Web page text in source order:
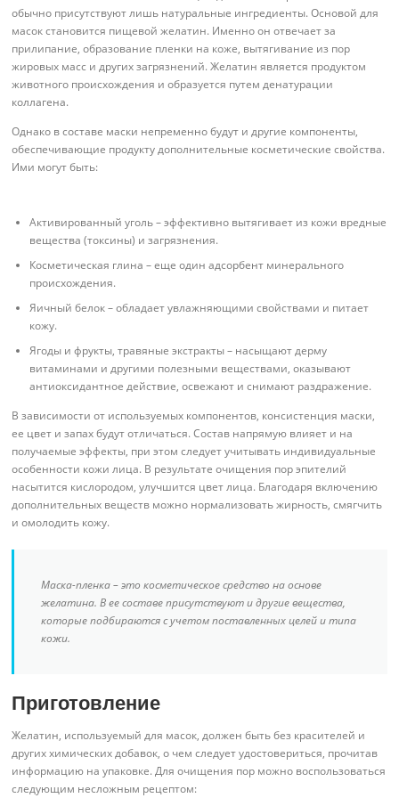
обычно присутствуют лишь натуральные ингредиенты. Основой для
масок становится пищевой желатин. Именно он отвечает за
прилипание, образование пленки на коже, вытягивание из пор
жировых масс и других загрязнений. Желатин является продуктом
животного происхождения и образуется путем денатурации
коллагена.
Однако в составе маски непременно будут и другие компоненты,
обеспечивающие продукту дополнительные косметические свойства.
Ими могут быть:
Активированный уголь – эффективно вытягивает из кожи вредные
вещества (токсины) и загрязнения.
Косметическая глина – еще один адсорбент минерального
происхождения.
Яичный белок – обладает увлажняющими свойствами и питает
кожу.
Ягоды и фрукты, травяные экстракты – насыщают дерму
витаминами и другими полезными веществами, оказывают
антиоксидантное действие, освежают и снимают раздражение.
В зависимости от используемых компонентов, консистенция маски,
ее цвет и запах будут отличаться. Состав напрямую влияет и на
получаемые эффекты, при этом следует учитывать индивидуальные
особенности кожи лица. В результате очищения пор эпителий
насытится кислородом, улучшится цвет лица. Благодаря включению
дополнительных веществ можно нормализовать жирность, смягчить
и омолодить кожу.
Маска-пленка – это косметическое средство на основе
желатина. В ее составе присутствуют и другие вещества,
которые подбираются с учетом поставленных целей и типа
кожи.
Приготовление
Желатин, используемый для масок, должен быть без красителей и
других химических добавок, о чем следует удостовериться, прочитав
информацию на упаковке. Для очищения пор можно воспользоваться
следующим несложным рецептом: